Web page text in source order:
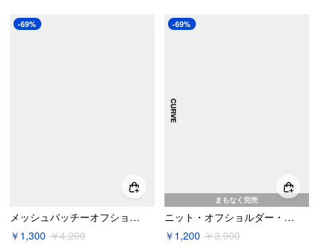
-69%
メッシュパッチーオフショルダー無地長袖トップス
￥1,300 ￥4,200
まもなく完売
-69%
ニット・オフショルダー・ソリッド・ツイスト・ショートスリーブ・クロップトップ・カーブ＆プラス
￥1,200 ￥3,900